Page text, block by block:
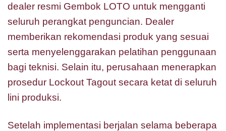
dealer resmi Gembok LOTO untuk mengganti
seluruh perangkat penguncian. Dealer
memberikan rekomendasi produk yang sesuai
serta menyelenggarakan pelatihan penggunaan
bagi teknisi. Selain itu, perusahaan menerapkan
prosedur Lockout Tagout secara ketat di seluruh
lini produksi.
Setelah implementasi berjalan selama beberapa